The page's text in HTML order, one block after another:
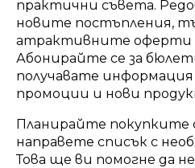
практични съвета.
новите постъпления,
атрактивните оферти
Абонирайте се за
получавате информация
промоции и нови
Планирайте покупките
направете списък с
Това ще ви помогне да